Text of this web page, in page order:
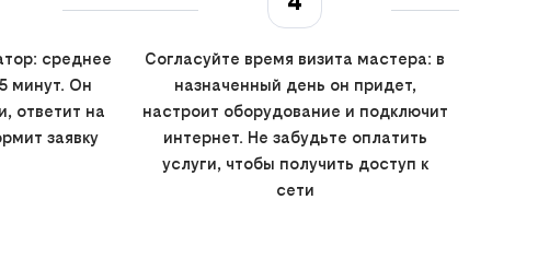
среднее
минут. Он
ответит на
заявку
Согласуйте время визита мастера: в
назначенный день он придет,
настроит оборудование и подключит
интернет. Не забудьте оплатить
услуги, чтобы получить доступ к
сети